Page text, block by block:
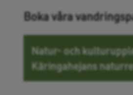
Boka våra
Natur- och
Käringahejans